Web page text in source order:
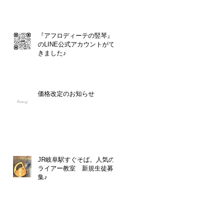
『アフロディーテの竪琴』
のLINE公式アカウントがで
きました♪
価格改定のお知らせ
JR岐阜駅すぐそば。人気の
ライアー教室 新規生徒募
集♪